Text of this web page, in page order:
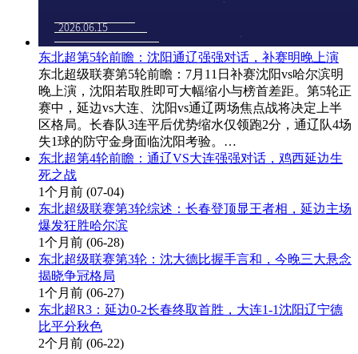
东北超第5轮前瞻：沈阳通辽强强对话，补赛明晚上演
东北超级联赛第5轮前瞻：7月11日补赛沈阳vs哈尔滨明
晚上演，沈阳若取胜即可大幅缩小与榜首差距。第5轮正
赛中，延边vs大连、沈阳vs通辽两场焦点战将决定上半
区格局。长春队3连平后优势缩水仅领跑2分，通辽队4场
失1球的防守金身面临沈阳考验。…
东北超第4轮前瞻：通辽VS大连强强对话，鸡西延边生
死之战
1个月前 (07-04)
东北超级联赛第3轮综述：长春登顶显王者相，延边主场
爆发狂胜哈尔滨
1个月前 (06-28)
东北超级联赛第3轮：沈大德比握手言和，今晚三大悬念
揭晓争冠格局
1个月前 (06-27)
东北超R3：延边0-2长春终取首胜，大连1-1沈阳辽宁德
比平分秋色
2个月前 (06-22)